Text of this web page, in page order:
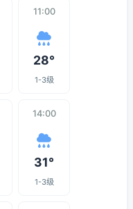
11:00
28°
1-3级
14:00
31°
1-3级